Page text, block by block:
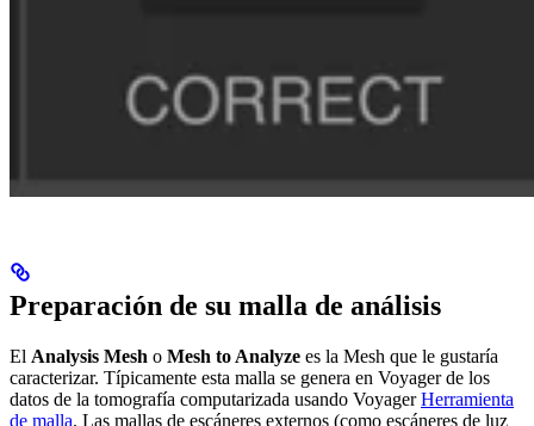
Preparación de su malla de análisis
El Analysis Mesh o Mesh to Analyze es la Mesh que le gustaría
caracterizar. Típicamente esta malla se genera en Voyager de los
datos de la tomografía computarizada usando VoyagerHerramienta
de malla. Las mallas de escáneres externos (como escáneres de luz